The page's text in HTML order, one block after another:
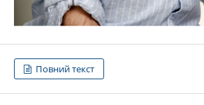
Повний текст